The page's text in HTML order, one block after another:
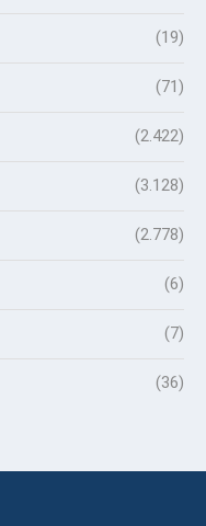
(19)
(71)
(2.422)
(3.128)
(2.778)
(6)
(7)
(36)